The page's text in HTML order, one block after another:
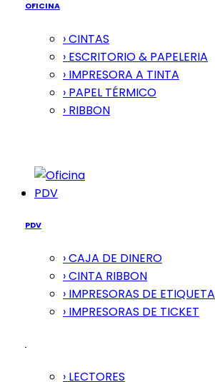
OFICINA
› CINTAS
› ESCRITORIO & PAPELERIA
› IMPRESORA A TINTA
› PAPEL TÉRMICO
› RIBBON
PDV
PDV
› CAJA DE DINERO
› CINTA RIBBON
› IMPRESORAS DE ETIQUETA
› IMPRESORAS DE TICKET
› LECTORES